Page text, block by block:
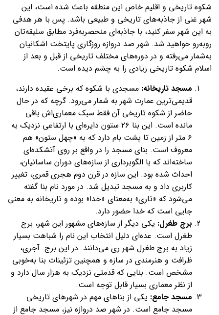
شکوه تاریخی و اقلیم خاص این منطقه باعث شده است، این
شهر غنی از جاذبه‌های تاریخی و طبیعی باشد. پس با هر هدفی
به این شهر سفر کنید، با جاذبه‌ای منحصربه‌فرد مطابق سلیقه‌تان
روبه‌رو خواهید شد. شهر صد دروازه روزگاری پایتخت اشکانیان
به‌شمار می‌رفته و در دوره‌های مختلف تاریخی از قبل و بعد از
اسلام شکوه تاریخی زیادی را به چشم دیده است.
مسجد تاریخانه: مسجدی با شکوه که برخی عقیده دارند،
قدیمی‌ترین عمارت شهر به ‌شمار می‌رود. گرچه که در حال
حاضر از شکوه تاریخی آن فقط سبک معماری‌اش باقی
مانده است. این بنا ۲۶ ستون دایره‌ای با ارتفاعی نزدیک به
۶ متر از زمین تا پشت بام دارد که به «چهل ستون» هم
معروف است. بنای مسجد را در واقع بر روی آتشکده‌ای
ساخته‌اند که با الگوبرداری از سازه‌های دوران ساسانیان،
احداث شده بود. این سازه در قرن دوم هجری قمری، تغییر
کاربری داد و به مسجد تبدیل شد. در مورد نام بنا گفته
می‌شود که «تاری» به‌معنای «خدا» بوده و تاریخانه به معنی
جایی ا‌ست که خدا حضور دارد.
برج طغرل: یکی دیگر از سازه‌های مشهور این شهر، برج
طغرل است. عده‌ای دلیل انتخاب این نام را شباهت بسیار
زیاد به برج طغرل شهر ری می‌دانند. در این برج آجری،
ظرافت و هنرمندی در سازه و همچنین تزئینات بنا به‌خوبی
مشخص است. بنایی که قدمتی نزدیک به هزار سال دارد و
از نظر معماری بسیار قابل توجه است.
مسجد جامع: یکی از بناهای مهم در شهرهای تاریخی
مسجد جامع است. در شهر صد دروازه نیز، مسجد جامع از